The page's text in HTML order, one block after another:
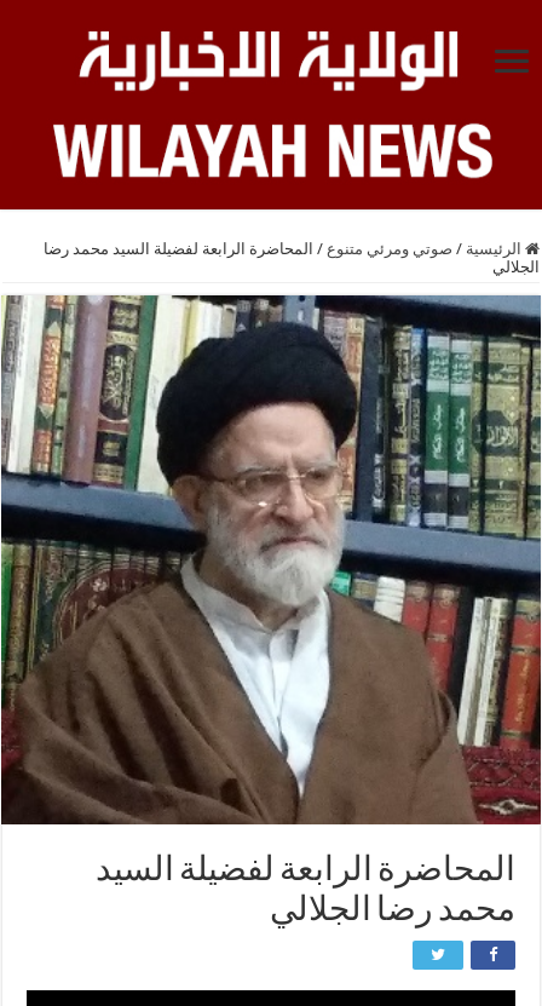
الرئيسية / صوتي ومرئي متنوع / المحاضرة الرابعة لفضيلة السيد محمد رضا
الجلالي
المحاضرة الرابعة لفضيلة السيد
محمد رضا الجلالي